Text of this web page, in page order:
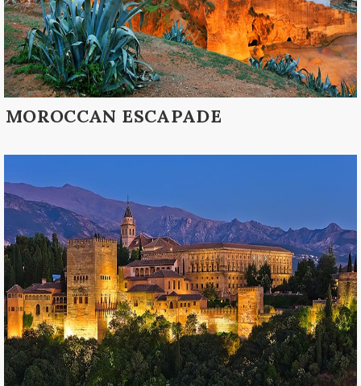
MOROCCAN ESCAPADE